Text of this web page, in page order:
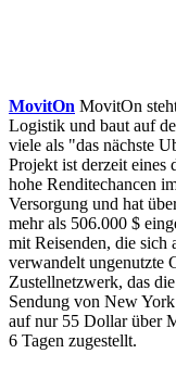
MovitOn MovitOn
Logistik und baut auf
viele als "das nächste
Projekt ist derzeit eines
hohe Renditechancen
Versorgung und hat
mehr als 506.000 $
mit Reisenden, die sich
verwandelt ungenutzte
Zustellnetzwerk, das
Sendung von New
auf nur 55 Dollar über
6 Tagen zugestellt.